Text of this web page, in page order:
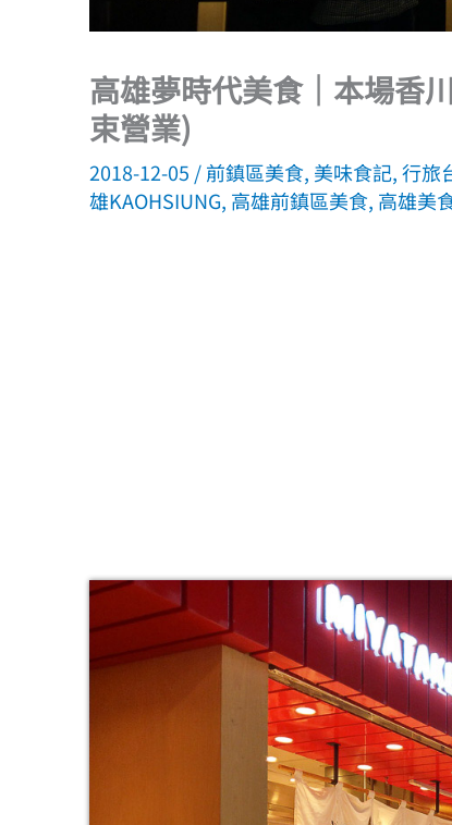
高雄夢時代美食｜本場香
束營業)
2018-12-05 /前鎮區美食, 美味食記,行旅
雄KAOHSIUNG, 高雄前鎮區美食, 高雄美